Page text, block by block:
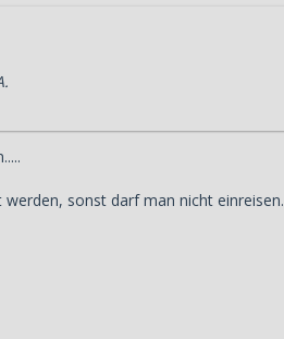
sonst darf man nicht einreisen.